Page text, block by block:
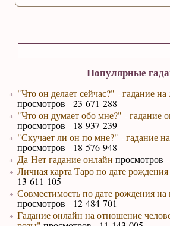
Популярные
"Что он делает сейчас?" - гадание
просмотров - 23 671 288
"Что он думает обо мне?" - гадание
просмотров - 18 937 239
"Скучает ли он по мне?" - гадание
просмотров - 18 576 948
Да-Нет гадание онлайн просмотров
Личная карта Таро по дате рождения
13 611 105
Совместимость по дате рождения на
просмотров - 12 484 701
Гадание онлайн на отношение